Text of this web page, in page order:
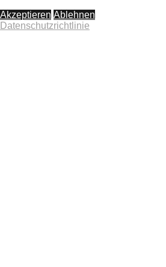
Akzeptieren Ablehnen
Datenschutzrichtlinie